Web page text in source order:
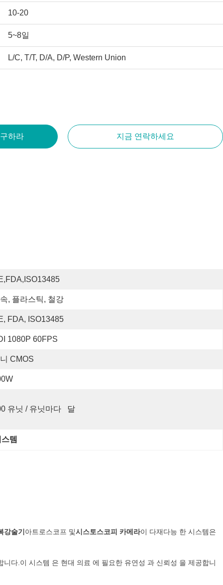
10-20
5~8일
L/C, T/T, D/A, D/P, Western Union
하라 지금 연락하세요
, 플라스틱, 철강
FDA, ISO13485
1080P 60FPS
CMOS
유닛 / 유닛마다   달
템
강술기 아트로스코프 및시스토스코피 카메라이 다재다능 한 시스템은
다.이 시스템 은 현대 의료 에 필요한 유연성 과 신뢰성 을 제공합니